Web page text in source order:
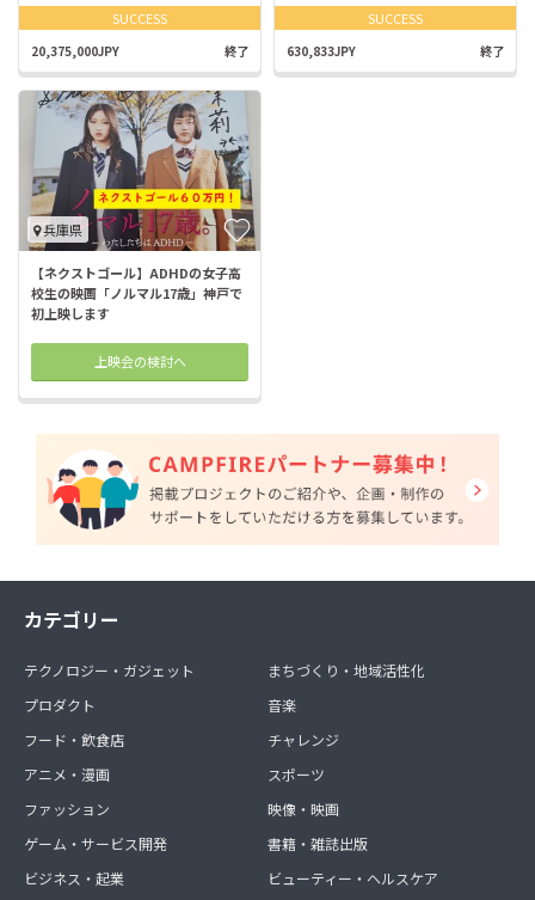
SUCCESS
20,375,000JPY 終了
SUCCESS
630,833JPY 終了
兵庫県
【ネクストゴール】ADHDの女子高
校生の映画「ノルマル17歳」神戸で
初上映します
上映会の検討へ
カテゴリー
テクノロジー・ガジェット
プロダクト
フード・飲食店
アニメ・漫画
ファッション
ゲーム・サービス開発
ビジネス・起業
まちづくり・地域活性化
音楽
チャレンジ
スポーツ
映像・映画
書籍・雑誌出版
ビューティー・ヘルスケア